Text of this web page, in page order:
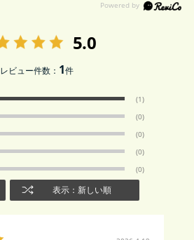
5.0
レビュー件数： 1件
(1)
(0)
(0)
(0)
(0)
表示：新しい順